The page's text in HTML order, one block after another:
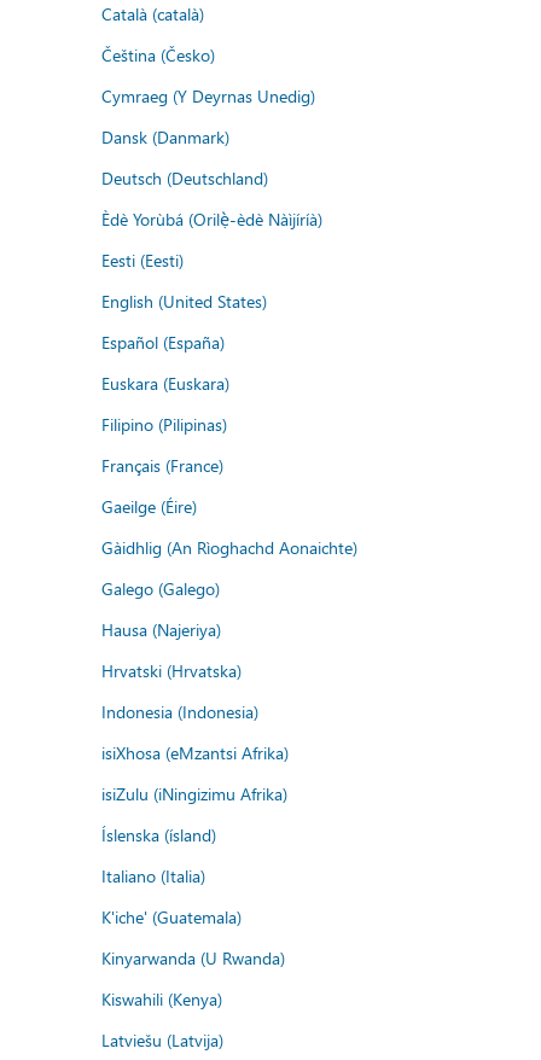
Català (català)
Čeština (Česko)
Cymraeg (Y Deyrnas Unedig)
Dansk (Danmark)
Deutsch (Deutschland)
Èdè Yorùbá (Orilẹ̀-èdè Nàìjíríà)
Eesti (Eesti)
English (United States)
Español (España)
Euskara (Euskara)
Filipino (Pilipinas)
Français (France)
Gaeilge (Éire)
Gàidhlig (An Rìoghachd Aonaichte)
Galego (Galego)
Hausa (Najeriya)
Hrvatski (Hrvatska)
Indonesia (Indonesia)
isiXhosa (eMzantsi Afrika)
isiZulu (iNingizimu Afrika)
Íslenska (ísland)
Italiano (Italia)
K'iche' (Guatemala)
Kinyarwanda (U Rwanda)
Kiswahili (Kenya)
Latviešu (Latvija)